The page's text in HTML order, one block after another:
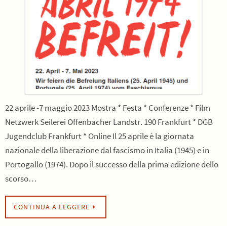
22 aprile -7 maggio 2023 Mostra * Festa * Conferenze * Film
Netzwerk Seilerei Offenbacher Landstr. 190 Frankfurt * DGB
Jugendclub Frankfurt * Online Il 25 aprile è la giornata
nazionale della liberazione dal fascismo in Italia (1945) e in
Portogallo (1974). Dopo il successo della prima edizione dello
scorso…
CONTINUA A LEGGERE